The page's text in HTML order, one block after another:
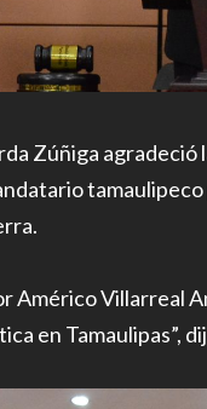
Zúñiga
Américo Villarreal
en Tamaulipas”,